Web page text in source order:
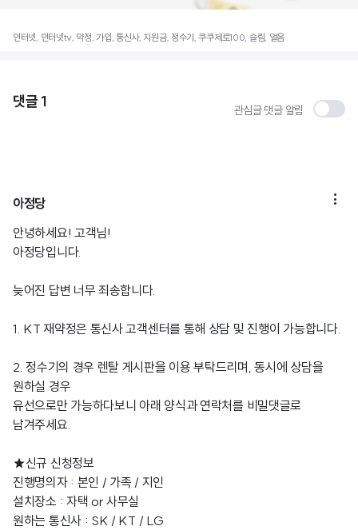
인터넷, 인터넷tv, 약정, 가입, 통신사, 지원금, 정수기, 쿠쿠제로100, 슬림, 얼음
댓글 1 관심글 댓글 알림
아정당 
안녕하세요! 고객님!
아정당입니다.
늦어진 답변 너무 죄송합니다.
1. KT 재약정은 통신사 고객센터를 통해 상담 및 진행이 가능합니다.
2. 정수기의 경우 렌탈 게시판을 이용 부탁드리며, 동시에 상담을
원하실 경우
유선으로만 가능하다보니 아래 양식과 연락처를 비밀댓글로
남겨주세요.
★신규 신청정보
진행명의자 : 본인 / 가족 / 지인
설치장소 : 자택 or 사무실
원하는 통신사 : SK / KT / LG